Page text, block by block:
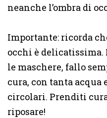
neanche l’ombra di
Importante: ricorda
occhi è
le maschere, fallo
cura, con tanta acqua
circolari. Prenditi
riposare!